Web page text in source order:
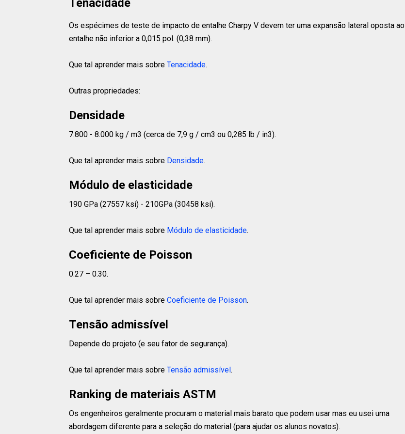
Tenacidade
Os espécimes de teste de impacto de entalhe Charpy V devem ter uma expansão lateral oposta ao
entalhe não inferior a 0,015 pol. (0,38 mm).
Que tal aprender mais sobre Tenacidade.
Outras propriedades:
Densidade
7.800 - 8.000 kg / m3 (cerca de 7,9 g / cm3 ou 0,285 lb / in3).
Que tal aprender mais sobre Densidade.
Módulo de elasticidade
190 GPa (27557 ksi) - 210GPa (30458 ksi).
Que tal aprender mais sobre Módulo de elasticidade.
Coeficiente de Poisson
0.27 – 0.30.
Que tal aprender mais sobre Coeficiente de Poisson.
Tensão admissível
Depende do projeto (e seu fator de segurança).
Que tal aprender mais sobre Tensão admissível.
Ranking de materiais ASTM
Os engenheiros geralmente procuram o material mais barato que podem usar mas eu usei uma
abordagem diferente para a seleção do material (para ajudar os alunos novatos).